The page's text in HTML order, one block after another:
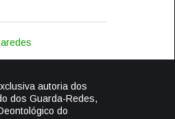
autoria dos
dos Guarda-Redes,
do